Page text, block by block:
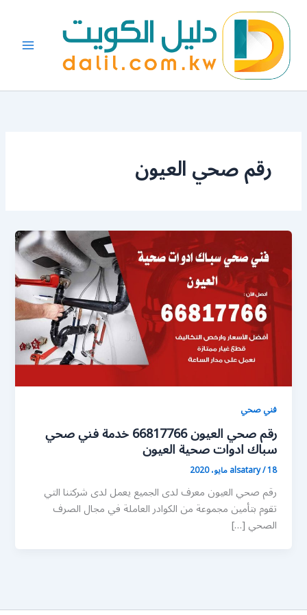
المحتوى
رقم صحي العيون
فني صحي
رقم صحي العيون 66817766 خدمة فني صحي
سباك ادوات صحية العيون
alsatary/18 مايو، 2020
رقم صحي العيون معرف لدى الجميع يعمل لدى شركتنا التي
تقوم بتأمين مجموعة من الكوادر العاملة في مجال الصرف
الصحي […]